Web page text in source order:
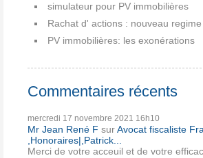
simulateur pour PV immobilières
Rachat d' actions : nouveau regime
PV immobilières: les exonérations
Commentaires récents
mercredi 17 novembre 2021 16h10
Mr Jean René F surAvocat fiscaliste
,Honoraires|,Patrick...
Merci de votre acceuil et de votre